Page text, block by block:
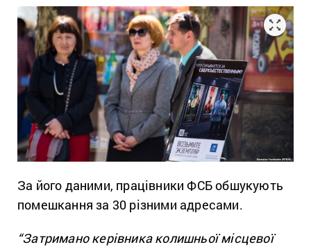
За його даними, працівники ФСБ обшукують
помешкання за 30 різними адресами.
“Затримано керівника колишньої місцевої